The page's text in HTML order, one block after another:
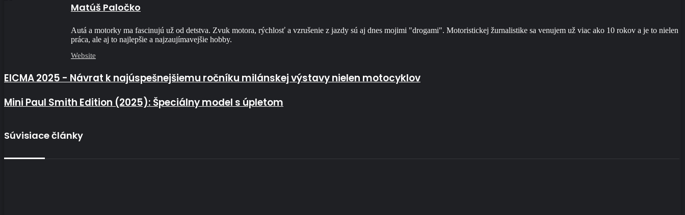
Matúš Paločko
Autá a motorky ma fascinujú už od detstva. Zvuk motora, rýchlosť a vzrušenie z jazdy sú aj dnes mojimi "drogami". Motoristickej žurnalistike sa venujem už viac ako 10 rokov a je to nielen
práca, ale aj to najlepšie a najzaujímavejšie hobby.
Website
EICMA 2025 - Návrat k najúspešnejšiemu ročníku milánskej výstavy nielen motocyklov
EICMA 2025 - Návrat k najúspešnejšiemu ročníku milánskej výstavy nielen motocyklov
Mini Paul Smith Edition (2025): Špeciálny model s úpletom
Mini Paul Smith Edition (2025): Špeciálny model s úpletom
Súvisiace články